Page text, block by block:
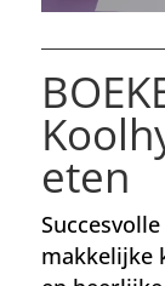
eten
makkelijke